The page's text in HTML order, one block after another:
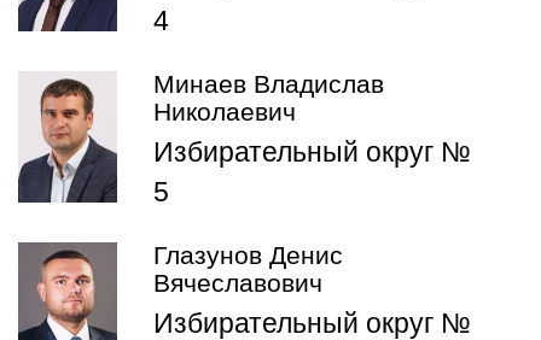
4
Минаев Владислав
Николаевич
Избирательный округ №
5
Глазунов Денис
Вячеславович
Избирательный округ №